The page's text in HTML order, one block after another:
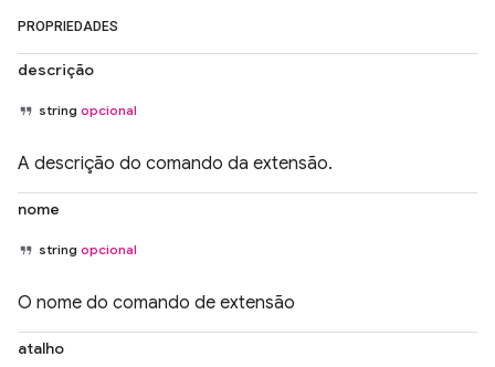
PROPRIEDADES
descrição
string opcional
A descrição do comando da extensão.
nome
string opcional
O nome do comando de extensão
atalho